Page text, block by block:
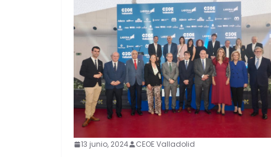
13 junio, 2024 CEOE Valladolid